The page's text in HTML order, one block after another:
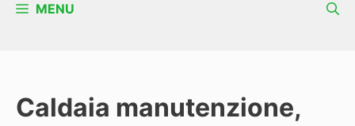
MENU
Caldaia manutenzione,